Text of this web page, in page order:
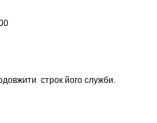
строк його служби.